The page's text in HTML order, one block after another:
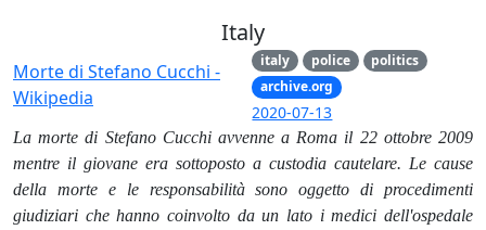
Italy
Morte di Stefano Cucchi -
Wikipedia
italy police
politics
archive.org
2020-07-13
La morte di Stefano Cucchi avvenne a Roma il 22 ottobre 2009
mentre il giovane era sottoposto a custodia cautelare. Le cause
della morte e le responsabilità sono oggetto di procedimenti
giudiziari che hanno coinvolto da un lato i medici dell'ospedale